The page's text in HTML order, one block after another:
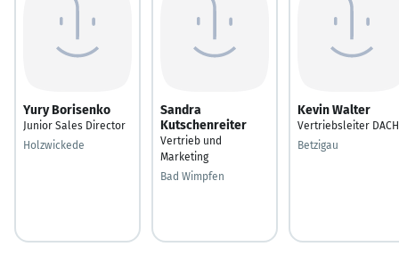
Yury Borisenko
Junior Sales Director
Holzwickede
Sandra
Kutschenreiter
Vertrieb und
Marketing
Bad Wimpfen
Kevin Walter
Vertriebsleiter DACH
Betzigau